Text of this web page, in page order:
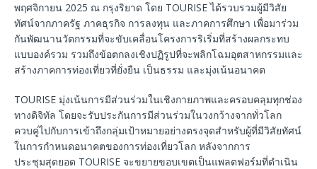
พฤศจิกายน 2025 ณ กรุงริยาด โดย TOURISE ได้รวบรวมผู้มีวิสัย
ทัศน์จากภาครัฐ ภาคธุรกิจ การลงทุน และภาคการศึกษา เพื่อมาร่วม
กันพัฒนานวัตกรรมที่จะขับเคลื่อนโครงการริเริ่มที่สร้างผลกระทบ
แบบองค์รวม รวมถึงข้อตกลงเชิงปฏิรูปที่จะพลิกโฉมอุตสาหกรรมและ
สร้างภาคการท่องเที่ยวที่ยั่งยืน เป็นธรรม และมุ่งเน้นอนาคต
TOURISE มุ่งเน้นการมีส่วนร่วมในเชิงกายภาพและครอบคลุมทุกช่อง
ทางดิจิทัล โดยจะรับประกันการมีส่วนร่วมในวงกว้างจากทั่วโลก
ควบคู่ไปกับการเข้าถึงกลุ่มเป้าหมายอย่างตรงจุดสำหรับผู้ที่มีวิสัยทัศน์
ในการกำหนดอนาคตของการท่องเที่ยวโลก หลังจากการ
ประชุมสุดยอด TOURISE จะขยายขอบเขตเป็นแพลตฟอร์มที่ดำเนิน